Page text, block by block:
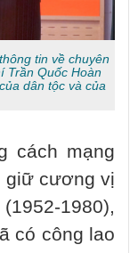
tin về chuyên
Trần Quốc Hoàn
dân tộc và của
cách mạng
giữ cương vị
1980),
có công lao